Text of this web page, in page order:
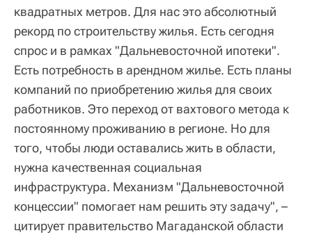
квадратных метров. Для нас это абсолютный
рекорд по строительству жилья. Есть сегодня
спрос и в рамках "Дальневосточной ипотеки".
Есть потребность в арендном жилье. Есть планы
компаний по приобретению жилья для своих
работников. Это переход от вахтового метода к
постоянному проживанию в регионе. Но для
того, чтобы люди оставались жить в области,
нужна качественная социальная
инфраструктура. Механизм "Дальневосточной
концессии" помогает нам решить эту задачу", –
цитирует правительство Магаданской области